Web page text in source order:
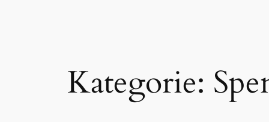
Kategorie: